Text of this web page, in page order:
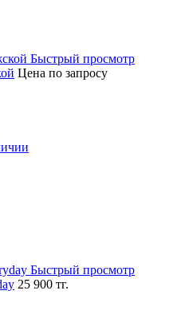
Быстрый просмотр
Цена по запросу
Быстрый просмотр
25 900 тг.